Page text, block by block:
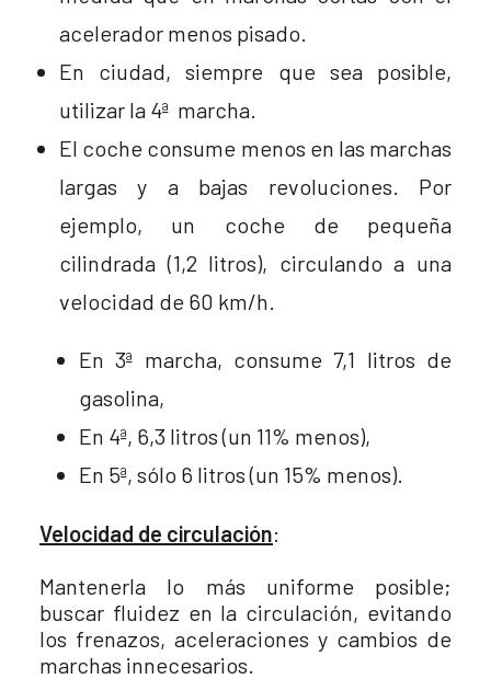
acelerador menos pisado.
En ciudad, siempre que sea posible,
utilizar la 4ª marcha.
El coche consume menos en las marchas
largas y a bajas revoluciones. Por
ejemplo, un coche de pequeña
cilindrada (1,2 litros), circulando a una
velocidad de 60 km/h.
En 3ª marcha, consume 7,1 litros de
gasolina,
En 4ª, 6,3 litros (un 11% menos),
En 5ª, sólo 6 litros (un 15% menos).
Velocidad de circulación:
Mantenerla lo más uniforme posible;
buscar fluidez en la circulación, evitando
los frenazos, aceleraciones y cambios de
marchas innecesarios.